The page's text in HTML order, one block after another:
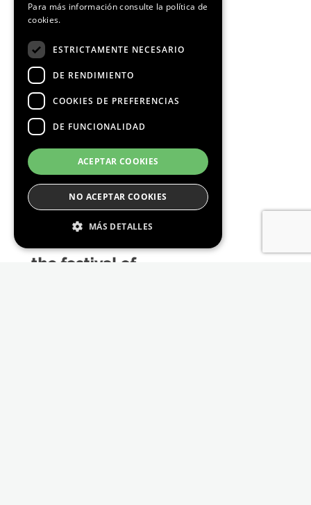
Media Partners
Para más información consulte la política de
cookies.
ESTRICTAMENTE NECESARIO
DE RENDIMIENTO
COOKIES DE PREFERENCIAS
DE FUNCIONALIDAD
ACEPTAR COOKIES
NO ACEPTAR COOKIES
MÁS DETALLES